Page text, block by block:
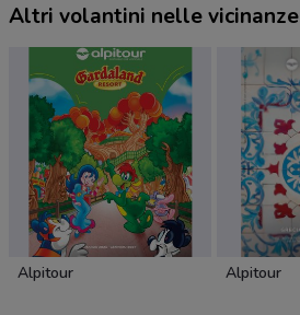
Altri volantini nelle vicinanze
Alpitour Alpitour